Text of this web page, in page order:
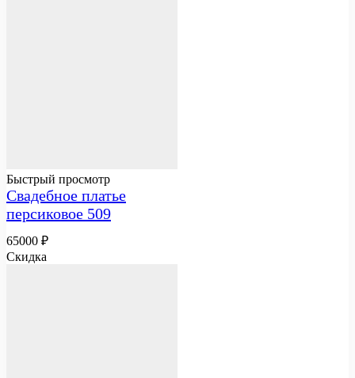
Быстрый просмотр
Свадебное платье
персиковое 509
65000 ₽
Скидка